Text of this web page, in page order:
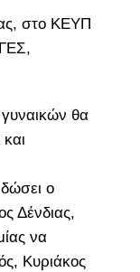
στο ΚΕΥΠ
θα
ο
Δένδιας,
να
Κυριάκος